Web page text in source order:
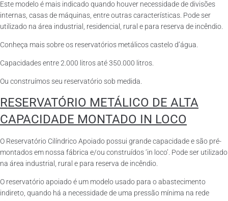
Este modelo é mais indicado quando houver necessidade de divisões
internas, casas de máquinas, entre outras características. Pode ser
utilizado na área industrial, residencial, rural e para reserva de incêndio.
Conheça mais sobre os reservatórios metálicos castelo d’água.
Capacidades entre 2.000 litros até 350.000 litros.
Ou construímos seu reservatório sob medida.
RESERVATÓRIO METÁLICO DE ALTA
CAPACIDADE MONTADO IN LOCO
O Reservatório Cilíndrico Apoiado possui grande capacidade e são pré-
montados em nossa fábrica e/ou construídos ‘in loco’. Pode ser utilizado
na área industrial, rural e para reserva de incêndio.
O reservatório apoiado é um modelo usado para o abastecimento
indireto, quando há a necessidade de uma pressão mínima na rede